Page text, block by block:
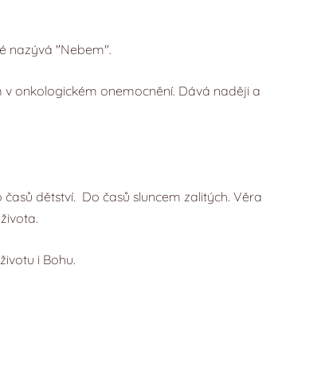
nazývá "Nebem".
v onkologickém onemocnění. Dává naději a
dětství. Do časů sluncem zalitých. Věra
i Bohu.